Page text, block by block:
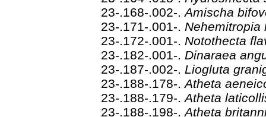
23-.168-.002-.Amischa
23-.171-.001-.
23-.172-.001-. Notothecta
23-.182-.001-. Dinaraea
23-.187-.002-. Liogluta
23-.188-.178-.Atheta
23-.188-.179-.Atheta
23-.188-.198-.Atheta